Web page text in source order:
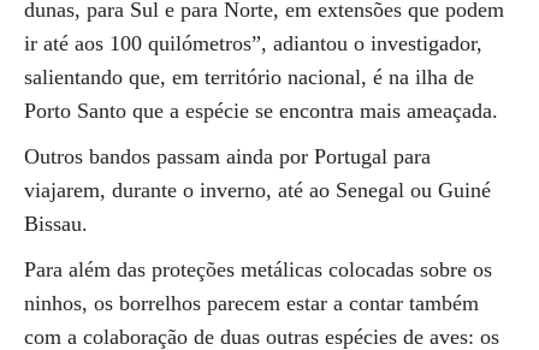
dunas, para Sul e para Norte, em extensões que podem
ir até aos 100 quilómetros”, adiantou o investigador,
salientando que, em território nacional, é na ilha de
Porto Santo que a espécie se encontra mais ameaçada.
Outros bandos passam ainda por Portugal para
viajarem, durante o inverno, até ao Senegal ou Guiné
Bissau.
Para além das proteções metálicas colocadas sobre os
ninhos, os borrelhos parecem estar a contar também
com a colaboração de duas outras espécies de aves: os